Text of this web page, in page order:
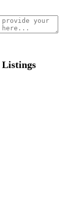
Listings